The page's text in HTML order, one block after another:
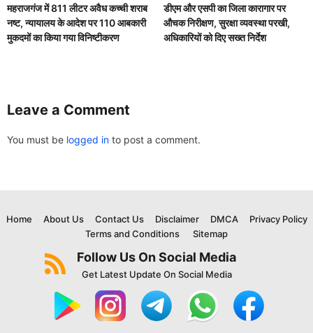
महराजगंज में 811 लीटर अवैध कच्ची शराब
नष्ट, न्यायालय के आदेश पर 110 आबकारी
मुकदमों का किया गया विनिष्टीकरण
डीएम और एसपी का जिला कारागार पर
औचक निरीक्षण, सुरक्षा व्यवस्था परखी,
अधिकारियों को दिए सख्त निर्देश
Leave a Comment
You must be logged in to post a comment.
Home About Us Contact Us Disclaimer DMCA
Privacy Policy
Terms and Conditions
Sitemap
Follow Us On Social Media
Get Latest Update On Social Media